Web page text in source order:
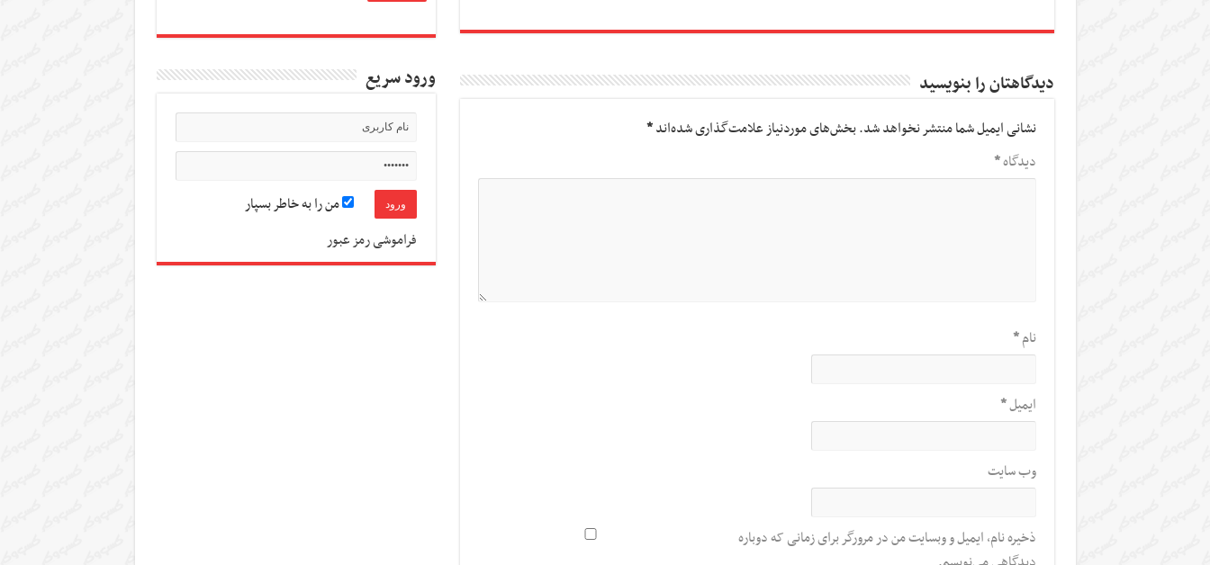
دیدگاهتان را بنویسید
نشانی ایمیل شما منتشر نخواهد شد.بخش‌های موردنیاز علامت‌گذاری شده‌اند*
دیدگاه*
نام*
ایمیل*
وب‌ سایت
ذخیره نام، ایمیل و وبسایت من در مرورگر برای زمانی که دوباره
ورود سریع
من را به خاطر بسپار
فراموشی رمز عبور